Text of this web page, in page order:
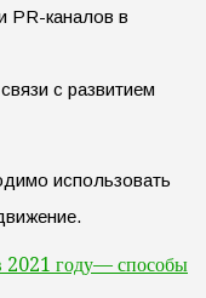
PR-каналов в
с развитием
использовать
году— способы